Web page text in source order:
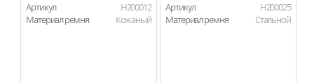
Артикул
H200012
Материал ремня
Кожаный
Артикул
H200025
Материал ремня
Стальной